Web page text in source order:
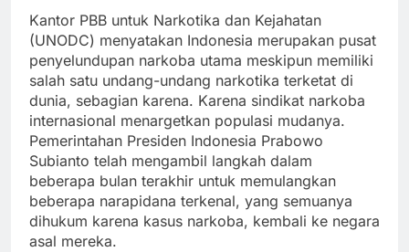
Kantor PBB untuk Narkotika dan Kejahatan
(UNODC) menyatakan Indonesia merupakan pusat
penyelundupan narkoba utama meskipun memiliki
salah satu undang-undang narkotika terketat di
dunia, sebagian karena. Karena sindikat narkoba
internasional menargetkan populasi mudanya.
Pemerintahan Presiden Indonesia Prabowo
Subianto telah mengambil langkah dalam
beberapa bulan terakhir untuk memulangkan
beberapa narapidana terkenal, yang semuanya
dihukum karena kasus narkoba, kembali ke negara
asal mereka.